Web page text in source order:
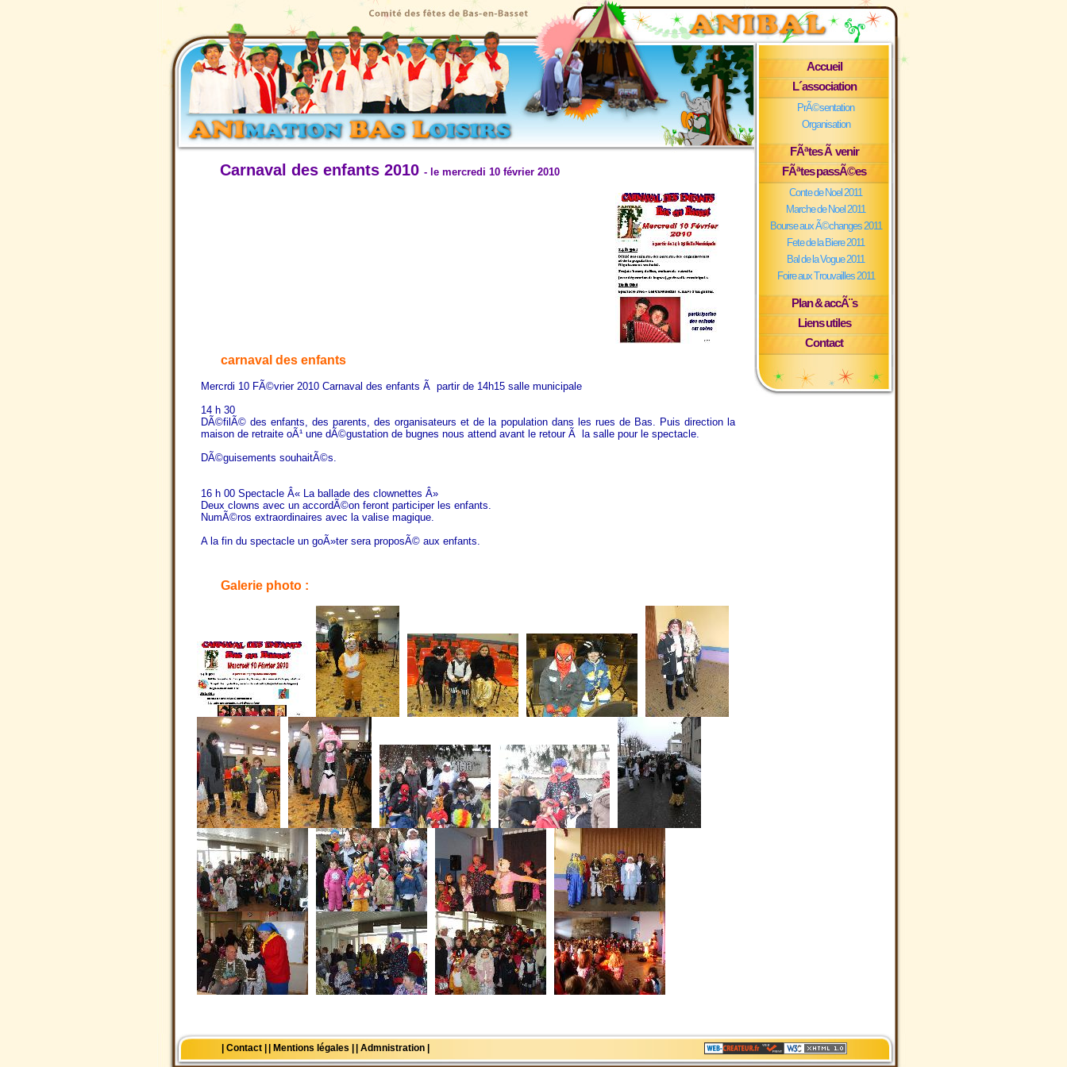
Accueil
L´association
PrÃ©sentation
Organisation
FÃªtes Ã venir
FÃªtes passÃ©es
Conte de Noel 2011
Marche de Noel 2011
Bourse aux Ã©changes 2011
Fete de la Biere 2011
Bal de la Vogue 2011
Foire aux Trouvailles 2011
Plan & accÃ¨s
Liens utiles
Contact
Carnaval des enfants 2010 - le mercredi 10 février 2010
carnaval des enfants
Mercrdi 10 FÃ©vrier 2010 Carnaval des enfants Ã partir de 14h15 salle municipale
14 h 30
DÃ©filÃ© des enfants, des parents, des organisateurs et de la population dans les rues de Bas. Puis direction la
maison de retraite oÃ¹ une dÃ©gustation de bugnes nous attend avant le retour Ã la salle pour le spectacle.
DÃ©guisements souhaitÃ©s.
16 h 00 Spectacle Â« La ballade des clownettes Â»
Deux clowns avec un accordÃ©on feront participer les enfants.
NumÃ©ros extraordinaires avec la valise magique.
A la fin du spectacle un goÃ»ter sera proposÃ© aux enfants.
Galerie photo :
| Contact | | Mentions légales | | Admnistration |